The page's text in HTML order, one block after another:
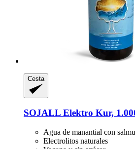
Cesta
SOJALL Elektro Kur,
Agua de manantial con
Electrolitos naturales